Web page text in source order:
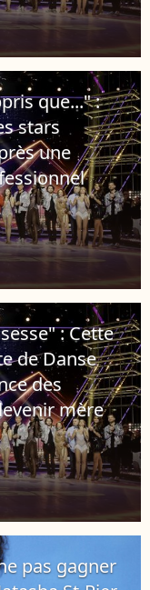
que..." :
stars
une
: Cette
de Danse
des
mère
pas gagner